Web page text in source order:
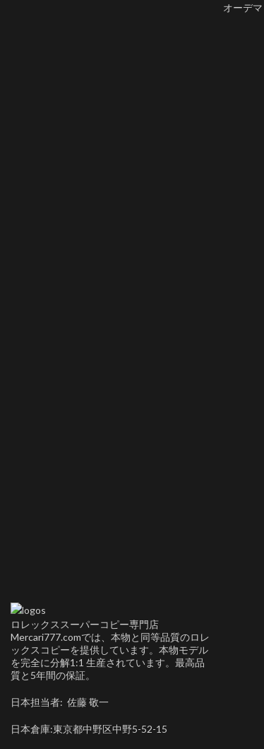
オーデ
ロレックススーパーコピー専門店
Mercari777.comでは、本物と同等品質のロレ
ックスコピーを提供しています。本物モデル
を完全に分解1:1 生産されています。最高品
質と5年間の保証。
日本担当者: 佐藤 敬一
日本倉庫:東京都中野区中野5-52-15